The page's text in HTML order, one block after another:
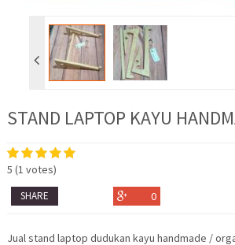
STAND LAPTOP KAYU
5 (1 votes)
SHARE 0
Jual stand laptop dudukan kayu handmade /